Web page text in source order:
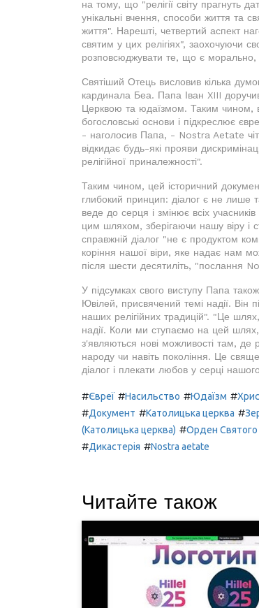
на тому, що "релігії світу прагнуть
унікальні вчення, способи життя та
життя". Нарешті, четвертий аспект
святим у цих релігіях", заохочуючи
розповсюджувати те, що є морально,
Святіший Отець висловив кілька
кардинала Беа. Папа Іван XIII
Церквою та юдаїзмом. Таким чином, в
богословські основи і підкреслює
- наголосив Папа, - Nostra Aetate
відкидає будь-які прояви
релігійної приналежності".
Таким чином, цей історичний
глибокий принцип: діалог є не лише
веде до серця і змінює всіх
цим шляхом, зберігаючи нашу віру і
справжній діалог "не є продуктом
коріння нашої віри, яке надає нам
після шести десятиліть, "послання
У підсумках свого виступу Папа
Ювілей, присвячений темі надії. Він
наших релігійних традицій". "Це
надії. Коли ми ступаємо на цей
з'являються нові можливості там, де
народу чи навіть покоління. Це
діалог і плекати любов у серці
#Євреї #Насильство #Юдаїзм #
#Документ #Католицька церква #
(Католицька церква) #Орден Святого
#Дикастерія #Nostra aetate
Читайте також